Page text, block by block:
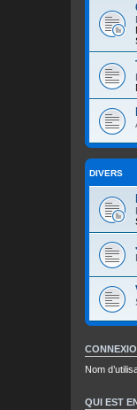
DIVERS
Nom
QUI EST